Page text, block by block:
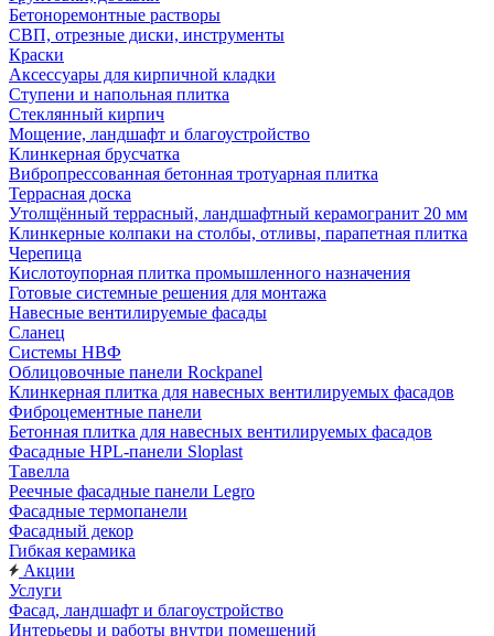
Бетоноремонтные растворы
СВП, отрезные диски, инструменты
Краски
Аксессуары для кирпичной кладки
Ступени и напольная плитка
Cтеклянный кирпич
Мощение, ландшафт и благоустройство
Клинкерная брусчатка
Вибропрессованная бетонная тротуарная плитка
Террасная доска
Утолщённый террасный, ландшафтный керамогранит 20 мм
Клинкерные колпаки на столбы, отливы, парапетная плитка
Черепица
Кислотоупорная плитка промышленного назначения
Готовые системные решения для монтажа
Навесные вентилируемые фасады
Сланец
Системы НВФ
Облицовочные панели Rockpanel
Клинкерная плитка для навесных вентилируемых фасадов
Фиброцементные панели
Бетонная плитка для навесных вентилируемых фасадов
Фасадные HPL-панели Sloplast
Тавелла
Реечные фасадные панели Legro
Фасадные термопанели
Фасадный декор
Гибкая керамика
Акции
Услуги
Фасад, ландшафт и благоустройство
Интерьеры и работы внутри помещений